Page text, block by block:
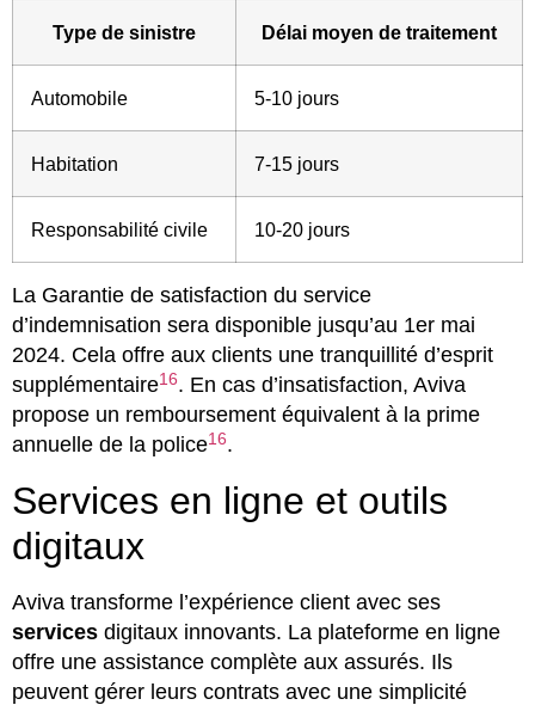
Type de sinistre Délai moyen de traitement
Automobile 5-10 jours
Habitation 7-15 jours
Responsabilité civile 10-20 jours
La Garantie de satisfaction du service
d’indemnisation sera disponible jusqu’au 1er mai
2024. Cela offre aux clients une tranquillité d’esprit
supplémentaire16. En cas d’insatisfaction, Aviva
propose un remboursement équivalent à la prime
annuelle de la police16.
Services en ligne et outils
digitaux
Aviva transforme l’expérience client avec ses
services digitaux innovants. La plateforme en ligne
offre une assistance complète aux assurés. Ils
peuvent gérer leurs contrats avec une simplicité